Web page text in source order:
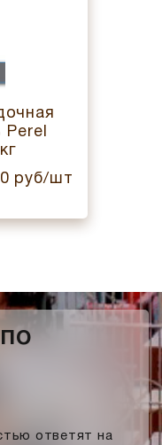
руб/шт
ответят на